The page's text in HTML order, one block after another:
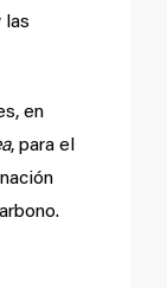
las
en
, para el